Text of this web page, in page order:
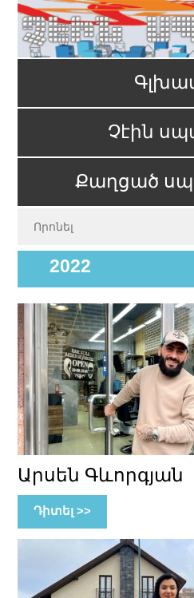
Չէին
Քաղցած
2022
Արսեն Գևորգյան
Դիտել >>